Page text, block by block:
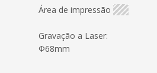
Área de impressão
Gravação a Laser:
Φ68mm